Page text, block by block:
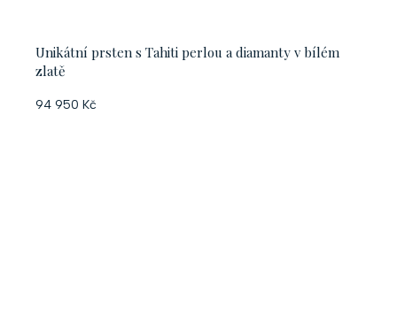
Unikátní prsten s Tahiti perlou a diamanty v bílém
zlatě
94 950 Kč